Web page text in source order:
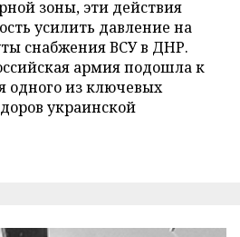
зоны, эти действия
усилить давление на
снабжения ВСУ в ДНР.
армия подошла к
одного из ключевых
украинской